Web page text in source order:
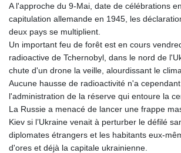
A l'approche du 9-Mai, date de célébrations
capitulation allemande en 1945, les
deux pays se multiplient.
Un important feu de forêt est en cours
radioactive de Tchernobyl, dans le nord de
chute d'un drone la veille, alourdissant le
Aucune hausse de radioactivité n'a
l'administration de la réserve qui entoure la
La Russie a menacé de lancer une frappe
Kiev si l’Ukraine venait à perturber le défilé
diplomates étrangers et les habitants eux-
d'ores et déjà la capitale ukrainienne.